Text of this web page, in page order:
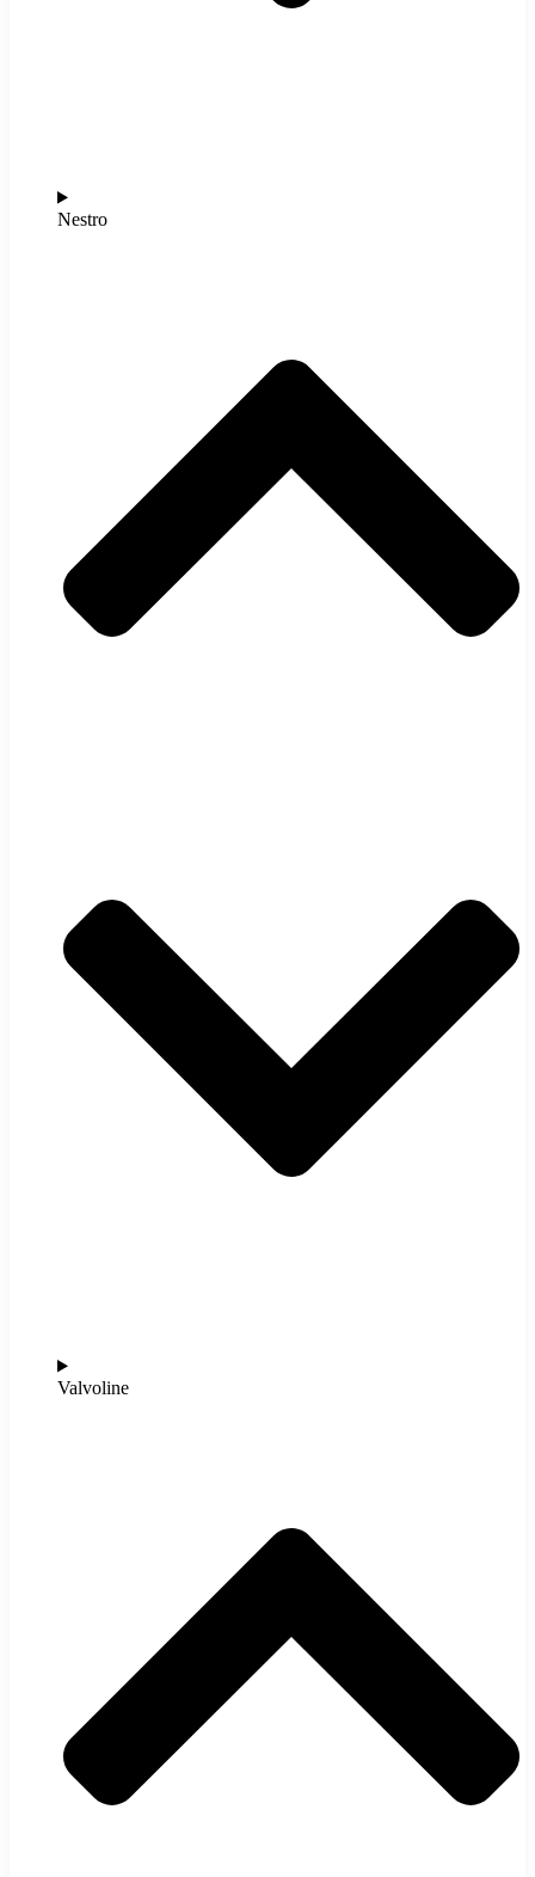
Nestro
Valvoline